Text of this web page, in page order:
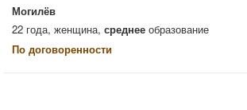
Могилёв
22 года, женщина, среднее образование
По договоренности